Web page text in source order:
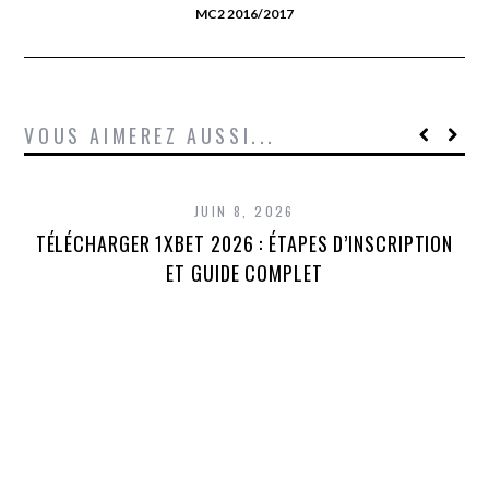
MC2 2016/2017
VOUS AIMEREZ AUSSI...
JUIN 8, 2026
TÉLÉCHARGER 1XBET 2026 : ÉTAPES D’INSCRIPTION
ET GUIDE COMPLET